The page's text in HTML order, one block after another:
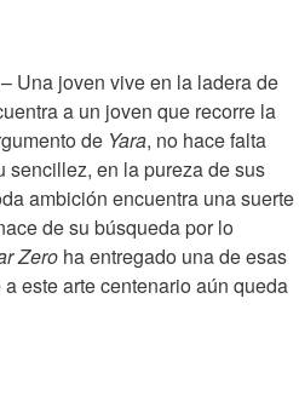
– Una joven vive en la ladera de
a un joven que recorre la
de Yara, no hace falta
sencillez, en la pureza de sus
ambición encuentra una suerte
de su búsqueda por lo
Zero ha entregado una de esas
este arte centenario aún queda